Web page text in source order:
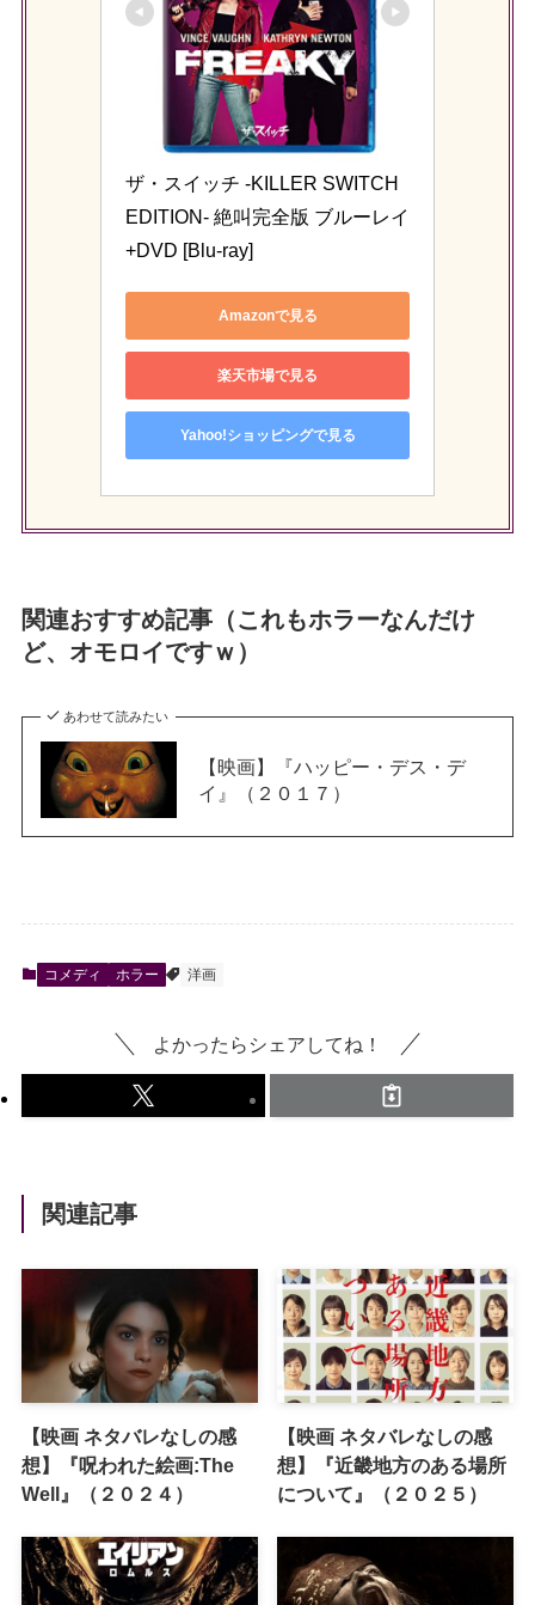
ザ・スイッチ -KILLER SWITCH
EDITION- 絶叫完全版 ブルーレイ
+DVD [Blu-ray]
Amazonで見る
楽天市場で見る
Yahoo!ショッピングで見る
関連おすすめ記事（これもホラーなんだけ
ど、オモロイですｗ）
あわせて読みたい
【映画】『ハッピー・デス・デ
イ』（２０１７）
コメディ ホラー 洋画
よかったらシェアしてね！
関連記事
【映画 ネタバレなしの感
想】『呪われた絵画:The
Well』（２０２４）
【映画 ネタバレなしの感
想】『近畿地方のある場所
について』（２０２５）